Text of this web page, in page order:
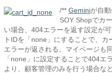
/** Geminiが自
SOY Shopでカ
い場合、404エラーを返す設定が
トIDを「none」にすることで、
エラーが返される。マイページも
「none」に設定することで404エ
より、顧客管理のみを行う場合な